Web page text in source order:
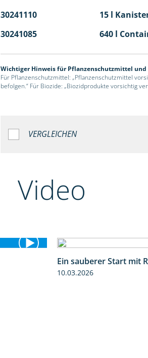
30241110
15 l
30241085
640 l
Wichtiger Hinweis für Pflanzenschutzmittel und
Für Pflanzenschutzmittel: „Pflanzenschutzmittel
befolgen.“ Für Biozide: „Biozidprodukte vorsichtig
VERGLEICHEN
Video
Ein sauberer Start mit
10.03.2026